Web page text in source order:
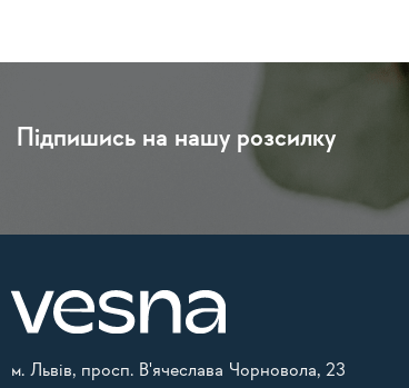
Підпишись на нашу розсилку
м. Львів, просп. В'ячеслава Чорновола, 23